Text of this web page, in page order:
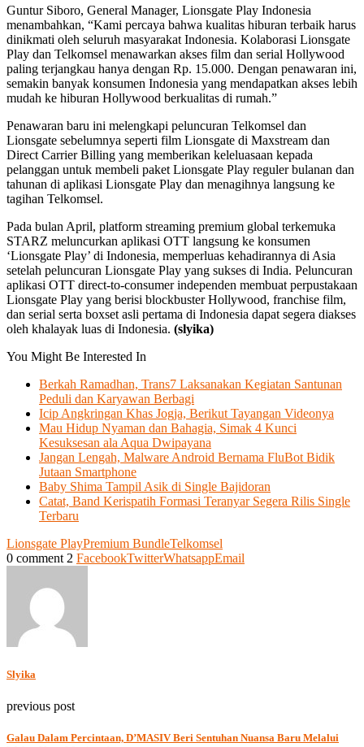
Guntur Siboro, General Manager, Lionsgate Play Indonesia
menambahkan, “Kami percaya bahwa kualitas hiburan terbaik harus
dinikmati oleh seluruh masyarakat Indonesia. Kolaborasi Lionsgate
Play dan Telkomsel menawarkan akses film dan serial Hollywood
paling terjangkau hanya dengan Rp. 15.000. Dengan penawaran ini,
semakin banyak konsumen Indonesia yang mendapatkan akses lebih
mudah ke hiburan Hollywood berkualitas di rumah.”
Penawaran baru ini melengkapi peluncuran Telkomsel dan
Lionsgate sebelumnya seperti film Lionsgate di Maxstream dan
Direct Carrier Billing yang memberikan keleluasaan kepada
pelanggan untuk membeli paket Lionsgate Play reguler bulanan dan
tahunan di aplikasi Lionsgate Play dan menagihnya langsung ke
tagihan Telkomsel.
Pada bulan April, platform streaming premium global terkemuka
STARZ meluncurkan aplikasi OTT langsung ke konsumen
‘Lionsgate Play’ di Indonesia, memperluas kehadirannya di Asia
setelah peluncuran Lionsgate Play yang sukses di India. Peluncuran
aplikasi OTT direct-to-consumer independen membuat perpustakaan
Lionsgate Play yang berisi blockbuster Hollywood, franchise film,
dan serial serta boxset asli pertama di Indonesia dapat segera diakses
oleh khalayak luas di Indonesia. (slyika)
You Might Be Interested In
Berkah Ramadhan, Trans7 Laksanakan Kegiatan Santunan
Peduli dan Karyawan Berbagi
Icip Angkringan Khas Jogja, Berikut Tayangan Videonya
Mau Hidup Nyaman dan Bahagia, Simak 4 Kunci
Kesuksesan ala Aqua Dwipayana
Jangan Lengah, Malware Android Bernama FluBot Bidik
Jutaan Smartphone
Baby Shima Tampil Asik di Single Bajidoran
Catat, Band Kerispatih Formasi Teranyar Segera Rilis Single
Terbaru
Lionsgate PlayPremium BundleTelkomsel
0 comment 2 FacebookTwitterWhatsappEmail
Slyika
previous post
Galau Dalam Percintaan, D’MASIV Beri Sentuhan Nuansa Baru Melalui